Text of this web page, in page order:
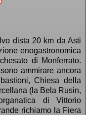
dista 20 km da Asti
enogastronomica
di Monferrato.
ammirare ancora
Chiesa della
(la Bela Rusin,
di Vittorio
richiamo la Fiera